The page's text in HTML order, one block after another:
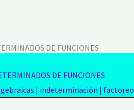
DE FUNCIONES
DE FUNCIONES
| indeterminación | factoreo